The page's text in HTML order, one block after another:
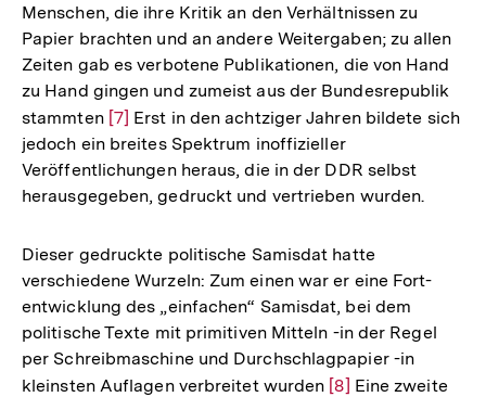
Menschen, die ihre Kritik an den Verhältnissen zu
Papier brachten und an andere Weitergaben; zu allen
Zeiten gab es verbotene Publikationen, die von Hand
zu Hand gingen und zumeist aus der Bundesrepublik
stammten Zur
Auflösung
der
Fußnote
[7] Erst in den achtziger Jahren bildete sich
jedoch ein breites Spektrum inoffizieller
Veröffentlichungen heraus, die in der DDR selbst
herausgegeben, gedruckt und vertrieben wurden.
Dieser gedruckte politische Samisdat hatte
verschiedene Wurzeln: Zum einen war er eine Fort-
entwicklung des „einfachen“ Samisdat, bei dem
politische Texte mit primitiven Mitteln -in der Regel
per Schreibmaschine und Durchschlagpapier -in
kleinsten Auflagen verbreitet wurden Zur
[8] Eine zweite